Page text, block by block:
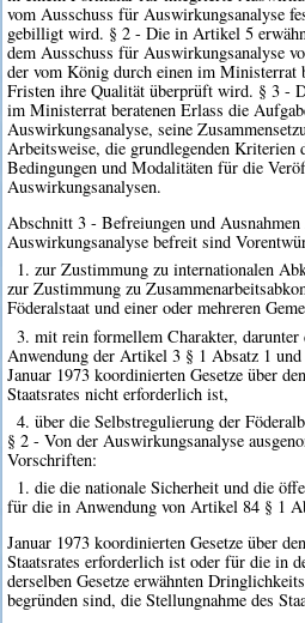
vom Ausschuss für Auswirkungsanalyse
gebilligt wird. § 2 - Die in Artikel 5
dem Ausschuss für Auswirkungsanalyse
der vom König durch einen im Ministerrat
Fristen ihre Qualität überprüft wird. § 3 -
im Ministerrat beratenen Erlass die
Auswirkungsanalyse, seine
Arbeitsweise, die grundlegenden Kriterien
Bedingungen und Modalitäten für die
Auswirkungsanalysen.
Abschnitt 3 - Befreiungen und
Auswirkungsanalyse befreit sind
1. zur Zustimmung zu internationalen
zur Zustimmung zu
Föderalstaat und einer oder mehreren
3. mit rein formellem Charakter,
Anwendung der Artikel 3 § 1 Absatz 1 und
Januar 1973 koordinierten Gesetze über
Staatsrates nicht erforderlich ist,
4. über die Selbstregulierung der
§ 2 - Von der Auswirkungsanalyse
Vorschriften:
1. die die nationale Sicherheit und die
für die in Anwendung von Artikel 84 § 1
Januar 1973 koordinierten Gesetze über
Staatsrates erforderlich ist oder für die in
derselben Gesetze erwähnten
begründen sind, die Stellungnahme des